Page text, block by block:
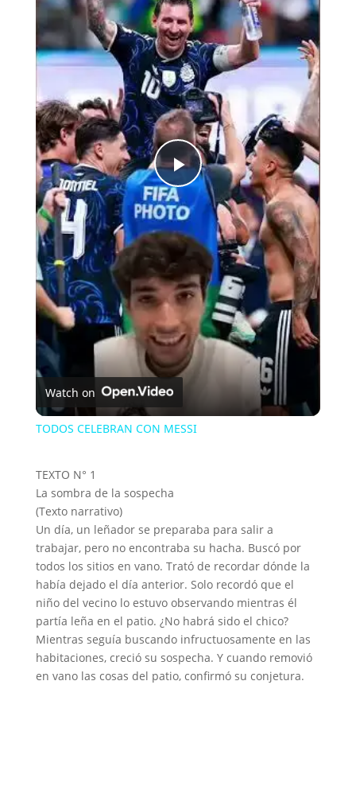
P
l
a
y
V
i
e
o
Watch on
TODOS CELEBRAN CON MESSI
TEXTO N° 1
La sombra de la sospecha
(Texto narrativo)
Un día, un leñador se preparaba para salir a
trabajar, pero no encontraba su hacha. Buscó por
todos los sitios en vano. Trató de recordar dónde la
había dejado el día anterior. Solo recordó que el
niño del vecino lo estuvo observando mientras él
partía leña en el patio. ¿No habrá sido el chico?
Mientras seguía buscando infructuosamente en las
habitaciones, creció su sospecha. Y cuando removió
en vano las cosas del patio, confirmó su conjetura.